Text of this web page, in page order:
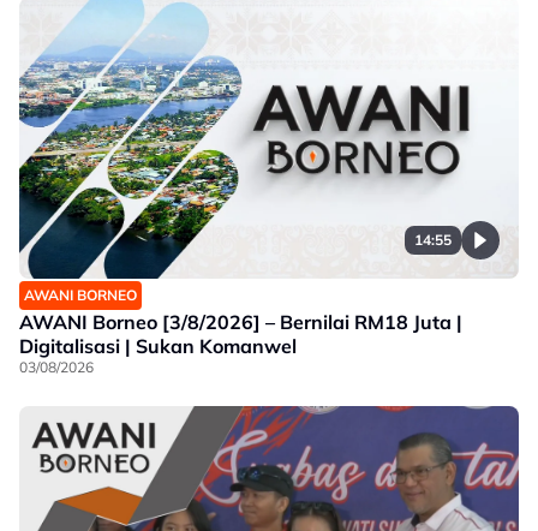
14:55
AWANI BORNEO
AWANI Borneo [3/8/2026] – Bernilai RM18 Juta |
Digitalisasi | Sukan Komanwel
03/08/2026